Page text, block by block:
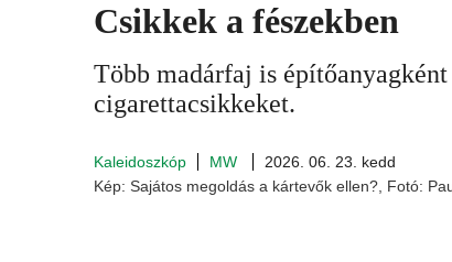
Csikkek a fészekben
Több madárfaj is építőanyagként
cigarettacsikkeket.
Kaleidoszkóp MW
2026. 06. 23. kedd
Kép: Sajátos megoldás a kártevők ellen?, Fotó: